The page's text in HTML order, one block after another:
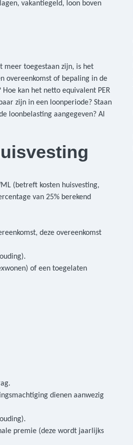
vakantiegeld, loon boven
meer toegestaan zijn, is het
overeenkomst of bepaling in de
kan het netto equivalent PER
zijn in een loonperiode? Staan
loonbelasting aangegeven? Al
(betreft kosten huisvesting,
van 25% berekend
deze overeenkomst
of een toegelaten
dienen aanwezig
premie (deze wordt jaarlijks